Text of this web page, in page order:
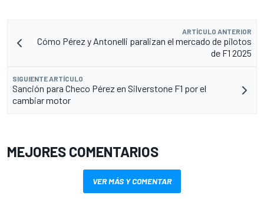
ARTÍCULO ANTERIOR
Cómo Pérez y Antonelli paralizan el mercado de pilotos
de F1 2025
SIGUIENTE ARTÍCULO
Sanción para Checo Pérez en Silverstone F1 por el
cambiar motor
MEJORES COMENTARIOS
VER MÁS Y COMENTAR